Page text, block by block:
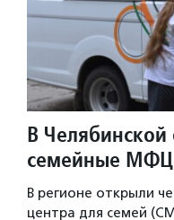
В Челябинской
семейные МФЦ
В регионе открыли
центра для семей